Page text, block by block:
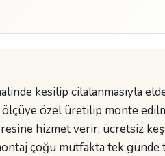
kesilip cilalanmasıyla
özel üretilip monte
hizmet verir; ücretsiz
çoğu mutfakta tek günde